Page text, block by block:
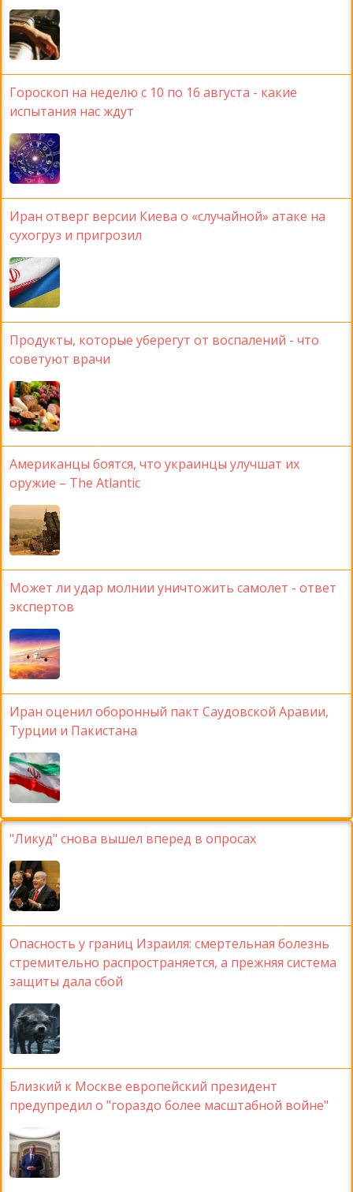
Гороскоп на неделю с 10 по 16 августа - какие
испытания нас ждут
Иран отверг версии Киева о «случайной» атаке на
сухогруз и пригрозил
Продукты, которые уберегут от воспалений - что
советуют врачи
Американцы боятся, что украинцы улучшат их
оружие – The Atlantic
Может ли удар молнии уничтожить самолет - ответ
экспертов
Иран оценил оборонный пакт Саудовской Аравии,
Турции и Пакистана
"Ликуд" снова вышел вперед в опросах
Опасность у границ Израиля: смертельная болезнь
стремительно распространяется, а прежняя система
защиты дала сбой
Близкий к Москве европейский президент
предупредил о "гораздо более масштабной войне"